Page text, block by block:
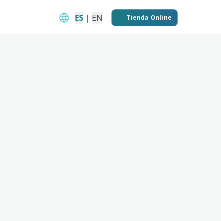
ES | EN Tienda Online